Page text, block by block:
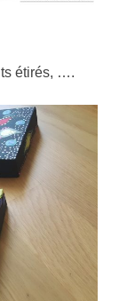
étirés, ….